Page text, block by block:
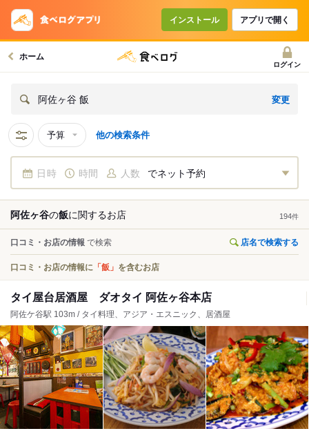
インストール アプリで開く
ホーム
ログイン
阿佐ヶ谷 飯 変更
予算 他の検索条件
日時 時間 人数 でネット予約
阿佐ヶ谷の飯に関するお店 194件
口コミ・お店の情報 で検索 店名で検索する
口コミ・お店の情報に 「飯」 を含むお店
タイ屋台居酒屋 ダオタイ 阿佐ヶ谷本店
阿佐ケ谷駅 103m / タイ料理、アジア・エスニック、居酒屋